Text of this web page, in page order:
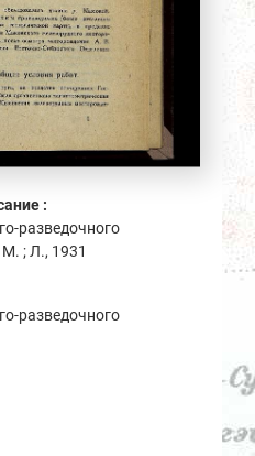
:
разведочного
; Л., 1931
разведочного